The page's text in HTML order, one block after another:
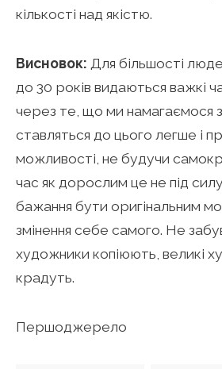
кількості над якістю.
Висновок: Для більшості
до 30 років видаються важкі
через те, що ми намагаємося
ставляться до цього легше і
можливості, не будучи
час як дорослим це не під силу.
бажання бути оригінальним
змінення себе самого. Не
художники копіюють, великі
крадуть.
Першоджерело